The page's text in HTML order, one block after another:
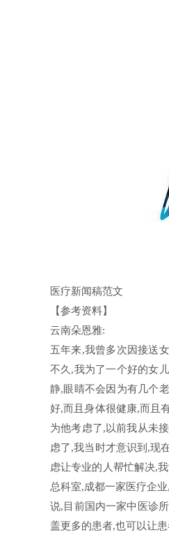
医疗新闻稿范文
【参考资料】
云南朵恩雅:
五年来,我曾多次因接送
不久,我为了一个好的女
静,眼睛不会因为有几个
好,而且身体很健康,而且
为他考虑了,以前我从未
虑了,我当时才意识到,现
虑让专业的人帮忙解决,
总科室,成都一家医疗企
说,目前国内一家中医诊
盖更多的患者,也可以让